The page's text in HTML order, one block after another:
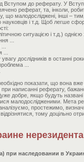
до реферату. У
реферат, та, інколи,
що малодосліджені, інші –
науковців і т.д. Щоб легше
ситуацією і т.д.)
...
дослідників в останні
...
показати, що вона
написанні реферату,
добре, якщо будуть
малодослідженими. Мета
простежимо,
тому доцільно
при наследовании в